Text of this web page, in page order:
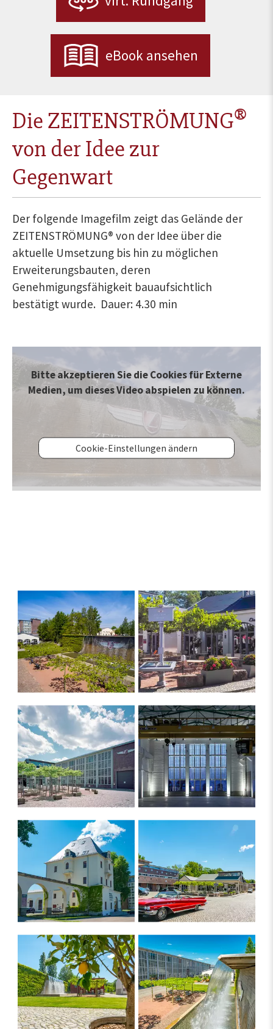
eBook ansehen
Die ZEITENSTRÖMUNG®
von der Idee zur
Gegenwart
Der folgende Imagefilm zeigt das Gelände der
ZEITENSTRÖMUNG® von der Idee über die
aktuelle Umsetzung bis hin zu möglichen
Erweiterungsbauten, deren
Genehmigungsfähigkeit bauaufsichtlich
bestätigt wurde. Dauer: 4.30 min
Bitte akzeptieren Sie die Cookies für Externe
Medien, um dieses Video abspielen zu können.
Cookie-Einstellungen ändern